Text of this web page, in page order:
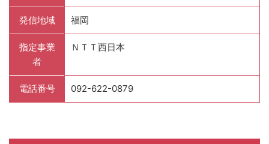
発信地域 福岡
指定事業
者
ＮＴＴ西日本
電話番号 092-622-0879